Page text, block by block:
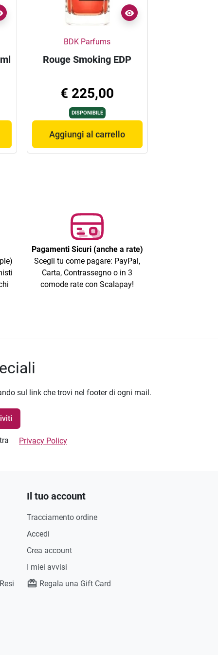
BDK Parfums
Rouge Smoking EDP
€ 225,00
DISPONIBILE
Aggiungi al carrello
Pagamenti Sicuri (anche a rate)
Scegli tu come pagare: PayPal,
Carta, Contrassegno o in 3
comode rate con Scalapay!
sul link che trovi nel footer di ogni mail.
Privacy Policy
Il tuo account
Tracciamento ordine
Accedi
Crea account
I miei avvisi
Regala una Gift Card